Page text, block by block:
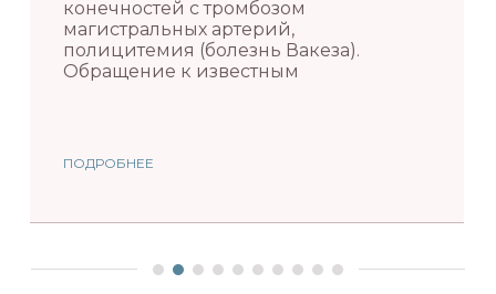
конечностей с тромбозом
магистральных артерий,
полицитемия (болезнь Вакеза).
Обращение к известным
ПОДРОБНЕЕ